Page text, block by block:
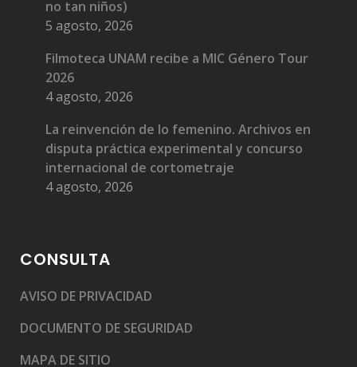
no tan niños)
5 agosto, 2026
Filmoteca UNAM recibe a MIC Género Tour
2026
4 agosto, 2026
La reinvención de lo femenino. Archivos en
disputa práctica experimental y concurso
internacional de cortometraje
4 agosto, 2026
CONSULTA
AVISO DE PRIVACIDAD
DOCUMENTO DE SEGURIDAD
MAPA DE SITIO